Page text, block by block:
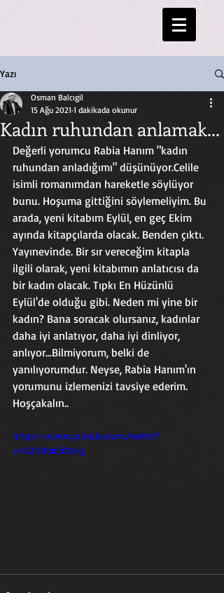
Yazı
Kadın ruhundan anlamak...
Osman Balcıgil
15 Ağu 2021 1 dakikada okunur
Değerli yorumcu Rabia Hanım "kadın
ruhundan anladığımı" düşünüyor.Celile
isimli romanımdan hareketle söylüyor
bunu. Hoşuma gittiğini söylemeliyim. Bu
arada, yeni kitabım Eylül, en geç Ekim
ayında kitapçılarda olacak. Benden çıktı.
Yayınevinde. Bir sır vereceğim kitapla
ilgili olarak, yeni kitabımın anlatıcısı da
bir kadın olacak. Tıpkı En Hüzünlü
Eylül'de olduğu gibi. Neden mi yine bir
kadın? Bana soracak olursanız, kadınlar
daha iyi anlatıyor, daha iyi dinliyor,
anlıyor...Bilmiyorum, belki de
yanılıyorumdur. Neyse, Rabia Hanım'ın
yorumunu izlemenizi tavsiye ederim.
Hoşçakalın..
https://www.youtube.com/watch?
v=G2N9dxSfWng